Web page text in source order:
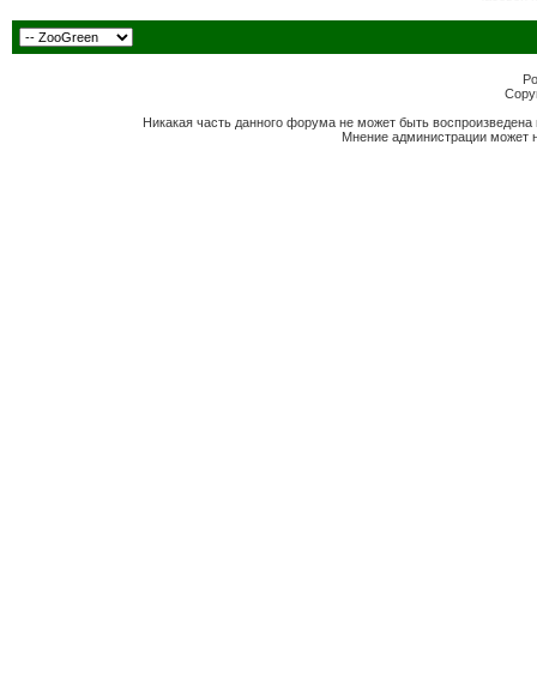
Никакая часть данного форума не может быть
Мнение администрации может